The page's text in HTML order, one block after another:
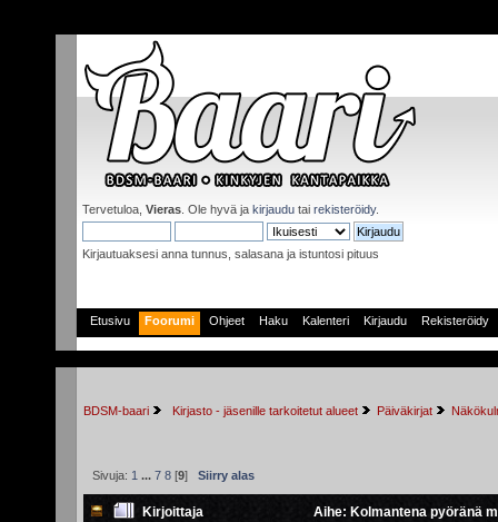
Tervetuloa, Vieras . Ole hyvä ja kirjaudu tai rekisteröidy.
Kirjautuaksesi anna tunnus, salasana ja istuntosi pituus
Etusivu Foorumi Ohjeet Haku Kalenteri Kirjaudu Rekisteröidy
BDSM-baari Kirjasto - jäsenille tarkoitetut alueet Päiväkirjat
Sivuja: 1 ... 7 8[9] Siirry alas
Kirjoittaja Aihe: Kolmantena pyöränä